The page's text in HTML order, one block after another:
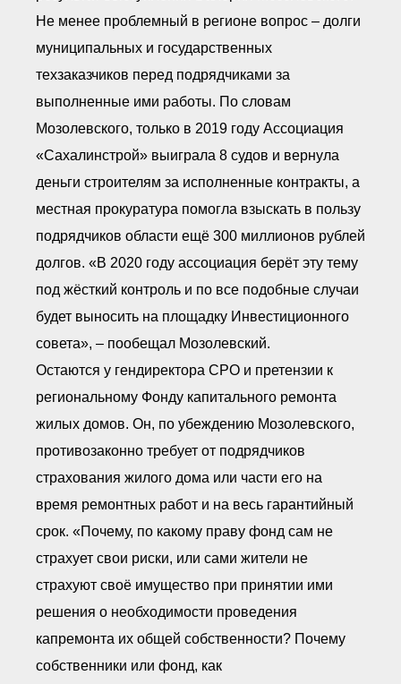
Работа в Общественных советах
техническим регламентам
Повышение квалификации,
переподготовка
Не менее проблемный в регионе вопрос – долги
муниципальных и государственных
техзаказчиков перед подрядчиками за
выполненные ими работы. По словам
Мозолевского, только в 2019 году Ассоциация
«Сахалинстрой» выиграла 8 судов и вернула
деньги строителям за исполненные контракты, а
местная прокуратура помогла взыскать в пользу
подрядчиков области ещё 300 миллионов рублей
долгов. «В 2020 году ассоциация берёт эту тему
под жёсткий контроль и по все подобные случаи
будет выносить на площадку Инвестиционного
совета», – пообещал Мозолевский.
Остаются у гендиректора СРО и претензии к
региональному Фонду капитального ремонта
жилых домов. Он, по убеждению Мозолевского,
противозаконно требует от подрядчиков
страхования жилого дома или части его на
время ремонтных работ и на весь гарантийный
срок. «Почему, по какому праву фонд сам не
страхует свои риски, или сами жители не
страхуют своё имущество при принятии ими
решения о необходимости проведения
капремонта их общей собственности? Почему
собственники или фонд, как